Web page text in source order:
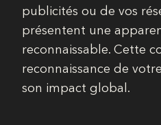
publicités ou de vos
présentent une
reconnaissable. Cette
reconnaissance de
son impact global.